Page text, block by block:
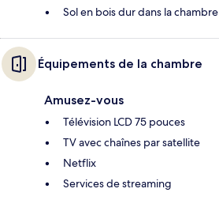
Sol en bois dur dans la chambre
Équipements de la chambre
Amusez-vous
Télévision LCD 75 pouces
TV avec chaînes par satellite
Netflix
Services de streaming